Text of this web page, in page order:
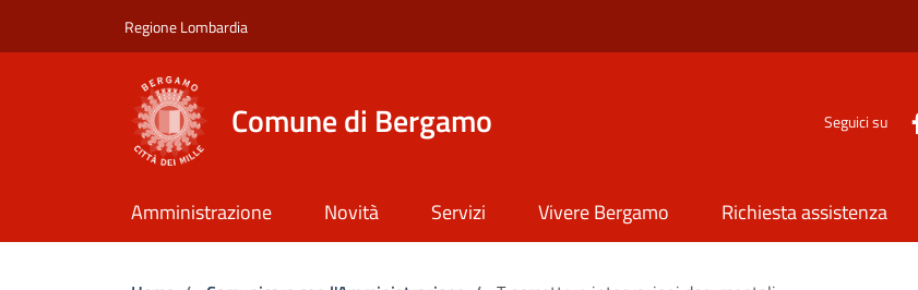
Regione Lombardia
Comune di Bergamo Seguici su
Amministrazione Novità Servizi Vivere Bergamo Richiesta assistenza